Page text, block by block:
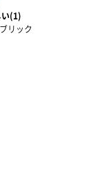
(1)
リック